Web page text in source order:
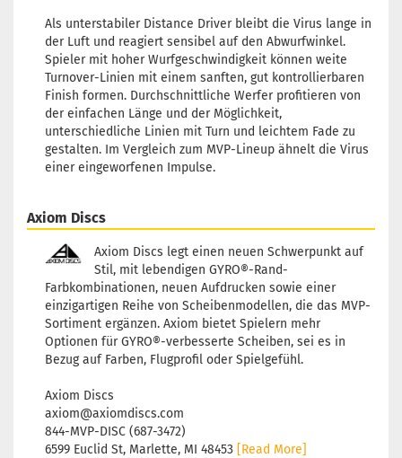
Lieferzeit:2 - 3 Arbeitstage
Gewicht:174g
Farbton:Grün leuchtend
Rand:Mischmasch
Lagerbestand:1
Lieferzeit:2 - 3 Arbeitstage
23,90 €
Gewicht: 173g
Lieferzeit:2 - 3 Arbeitstage
Gewicht:172g
Farbton:Grün leuchtend
Rand:
Lila/Violett
Lagerbestand:
Lieferzeit:2 - 3 Arbeitstage
Gewicht:
169g
Lagerbestand:
Lieferzeit:
2 - 3 Arbeitstage
Als unterstabiler Distance Driver bleibt die Virus lange in
der Luft und reagiert sensibel auf den Abwurfwinkel.
Spieler mit hoher Wurfgeschwindigkeit können weite
Turnover-Linien mit einem sanften, gut kontrollierbaren
Finish formen. Durchschnittliche Werfer profitieren von
der einfachen Länge und der Möglichkeit,
unterschiedliche Linien mit Turn und leichtem Fade zu
gestalten. Im Vergleich zum MVP-Lineup ähnelt die Virus
einer eingeworfenen Impulse.
Axiom Discs
Axiom Discs legt einen neuen Schwerpunkt auf
Stil, mit lebendigen GYRO®-Rand-
Farbkombinationen, neuen Aufdrucken sowie einer
einzigartigen Reihe von Scheibenmodellen, die das MVP-
Sortiment ergänzen. Axiom bietet Spielern mehr
Optionen für GYRO®-verbesserte Scheiben, sei es in
Bezug auf Farben, Flugprofil oder Spielgefühl.
Axiom Discs
axiom@axiomdiscs.com
844-MVP-DISC (687-3472)
6599 Euclid St, Marlette, MI 48453 [Read More]